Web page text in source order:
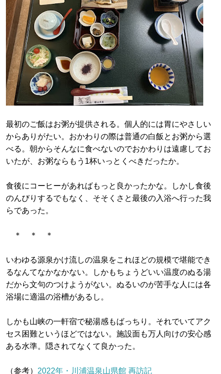
最初のご飯はお粥が提供される。個人的には胃にやさしい
からありがたい。おかわりの際は普通の白飯とお粥から選
べる。朝からそんなに食べないのでおかわりは遠慮してお
いたが、お粥ならもう1杯いっとくべきだったか。
食後にコーヒーがあればもっと良かったかな。しかし食後
のんびりするでもなく、そそくさと最後の入浴へ行った我
らであった。
＊ ＊ ＊
いわゆる源泉かけ流しの温泉をこれほどの規模で堪能でき
るなんてなかなかない。しかもちょうどいい温度のぬる湯
だから文句のつけようがない。ぬるいのが苦手な人には各
浴場に適温の浴槽があるし。
しかも山峡の一軒宿で秘湯感もばっちり。それでいてアク
セス困難というほどではない。施設面も万人向けの安心感
ある水準。隠されてなくて良かった。
（参考） 2022年・川浦温泉山県館 再訪記